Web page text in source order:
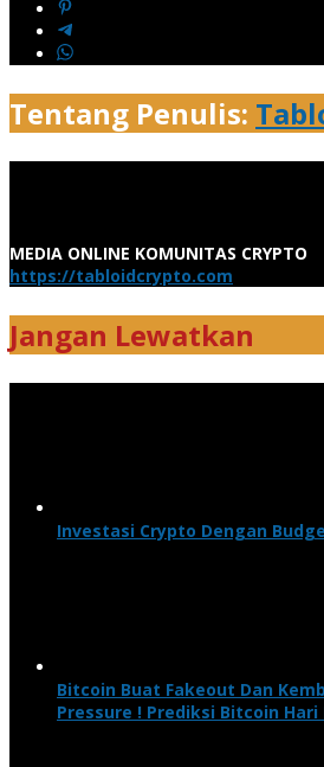
Tentang Penulis:
MEDIA ONLINE KOMUNITAS CRYPTO
https://tabloidcrypto.com
Jangan Lewatkan
Investasi Crypto Dengan
Bitcoin Buat Fakeout Dan
Pressure ! Prediksi Bitcoin Hari